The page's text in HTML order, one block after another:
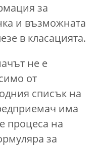
за
и възможната
в класацията.
не е
от
списък на
има
процеса на
за